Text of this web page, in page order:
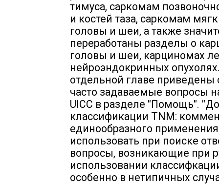
тимуса, саркомам
и костей таза, саркомам
головы и шеи, а также
переработаны разделы о
головы и шеи, карциномах
нейроэндокринных
отдельной главе приведены
часто задаваемые вопросы
UICC в разделе "Помощь".
классификации TNM:
единообразного
использовать при поиске
вопросы, возникающие при
использовании
особенно в нетипичных